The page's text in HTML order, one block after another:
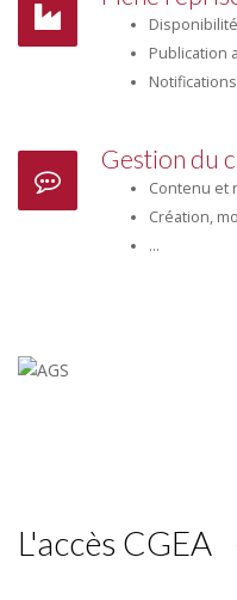
Publication
Gestion du
Contenu et
Création,
...
L'accès CGEA